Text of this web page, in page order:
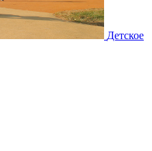
Детское